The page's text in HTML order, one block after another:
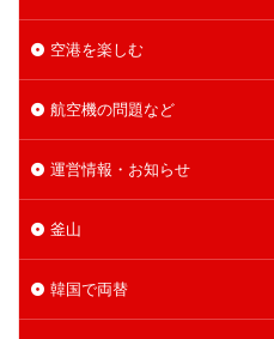
空港を楽しむ
航空機の問題など
運営情報・お知らせ
釜山
韓国で両替